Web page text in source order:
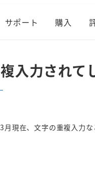
サポート 購入
入力されて
現在、文字の重複入力